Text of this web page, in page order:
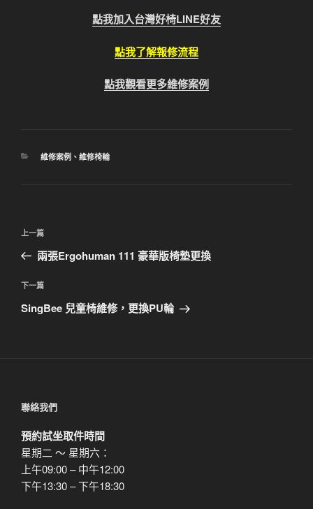
點我加入台灣好椅LINE好友
點我了解報修流程
點我觀看更多維修案例
分
維修案例、 維修椅輪
文
導
覽
上
一
文
章
上一篇
兩張Ergohuman 111 豪華版椅墊更換
下
一
下一篇
SingBee 兒童椅維修，更換PU輪
聯絡我們
預約試坐取件時間
星期二 ～ 星期六：
上午09:00 – 中午12:00
下午13:30 – 下午18:30